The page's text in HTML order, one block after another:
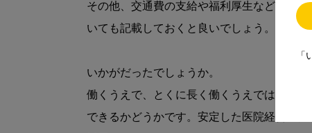
「
その他、交通費の支給や福利厚生などの労
いても記載しておくと良いでしょう。
いかがだったでしょうか。
働くうえで、とくに長く働くうえでは「評
できるかどうかです。安定した医院経営の